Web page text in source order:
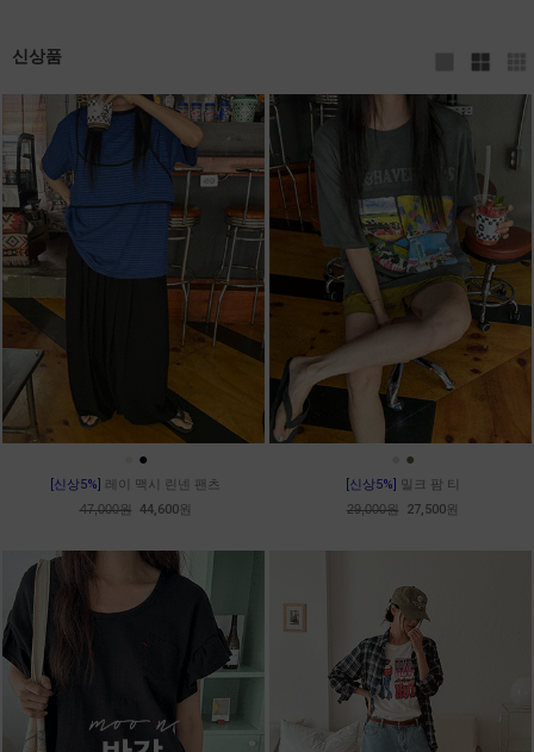
신상품
●
[신상5%] 레이 맥시 린넨 팬츠
47,000원 44,600원
●
[신상5%] 밀크 팜 티
29,000원 27,500원